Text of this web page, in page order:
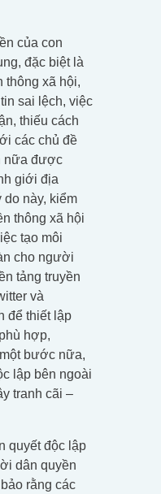
của con
đặc biệt là
thông xã hội,
sai lệch, việc
thiếu cách
các chủ đề
nữa được
giới địa
do này, kiểm
thông xã hội
tạo môi
cho người
tảng truyền
và
để thiết lập
hợp,
bước nữa,
lập bên ngoài
tranh cãi –
quyết độc lập
dân quyền
rằng các